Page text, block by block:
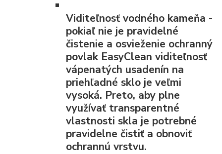
Viditeľnosť vodného kameňa -
pokiaľ nie je pravidelné
čistenie a osvieženie ochranný
povlak EasyClean viditeľnosť
vápenatých usadenín na
priehľadné sklo je veľmi
vysoká. Preto, aby plne
využívať transparentné
vlastnosti skla je potrebné
pravidelne čistiť a obnoviť
ochrannú vrstvu.